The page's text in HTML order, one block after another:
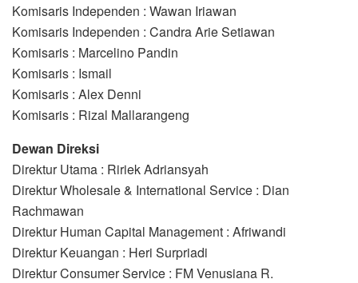
Komisaris Independen : Wawan Iriawan
Komisaris Independen : Candra Arie Setiawan
Komisaris : Marcelino Pandin
Komisaris : Ismail
Komisaris : Alex Denni
Komisaris : Rizal Mallarangeng
Dewan Direksi
Direktur Utama : Ririek Adriansyah
Direktur Wholesale & International Service : Dian
Rachmawan
Direktur Human Capital Management : Afriwandi
Direktur Keuangan : Heri Surpriadi
Direktur Consumer Service : FM Venusiana R.